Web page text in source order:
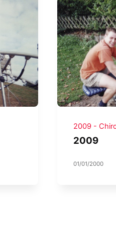
2009 -
2009
01/01/2000